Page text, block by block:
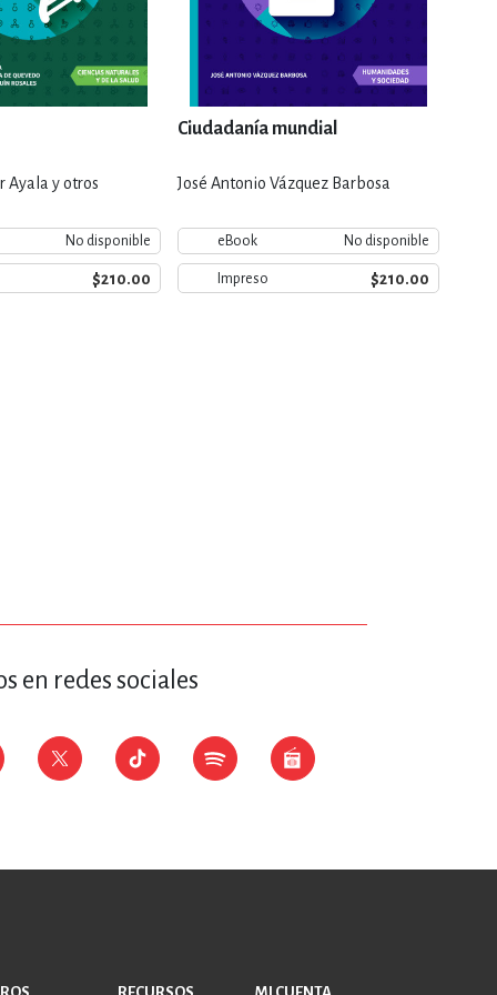
Ayala y otros
No disponible
$210.00
Ciudadanía mundial
José Antonio Vázquez Barbosa
eBook No disponible
Impreso $210.00
en redes sociales